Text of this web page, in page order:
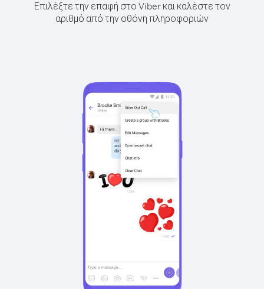
Επιλέξτε την επαφή στο Viber και καλέστε τον
αριθμό από την οθόνη πληροφοριών